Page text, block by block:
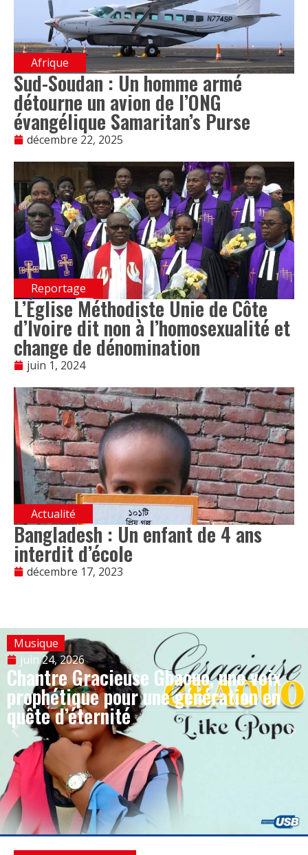
Afrique
Sud-Soudan : Un homme armé
détourne un avion de l’ONG
évangélique Samaritan’s Purse
décembre 22, 2025
Reportage
L’Église Méthodiste Unie de Côte
d’Ivoire dit non à l’homosexualité et
change de dénomination
juin 1, 2024
Actualité
Bangladesh : Un enfant de 4 ans
interdit d’école
décembre 17, 2023
Musique
juin 24, 2026
Chantre Gracieuse Gbaouo, une voix
prophétique pour une génération en
quête d’éternité